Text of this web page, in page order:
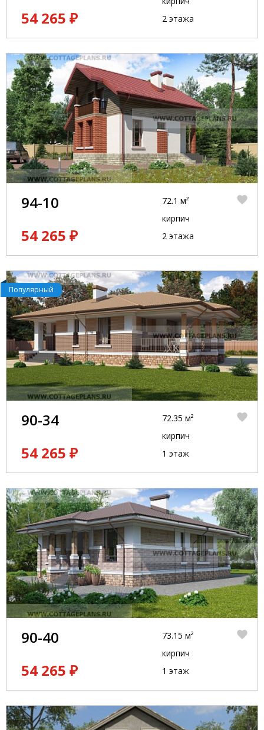
54 265 ₽
2 этажа
94-10
54 265 ₽
72.1 м²
кирпич
2 этажа
Популярный
90-34
54 265 ₽
72.35 м²
кирпич
1 этаж
90-40
54 265 ₽
73.15 м²
кирпич
1 этаж